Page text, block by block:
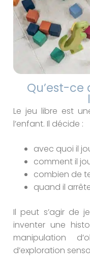
Qu’est-ce
Le jeu libre est
l’enfant. Il décide :
avec quoi il
comment il
combien de
quand il
Il peut s’agir de
inventer une
manipulation
d’exploration